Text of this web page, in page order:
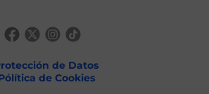
de Datos
de Cookies